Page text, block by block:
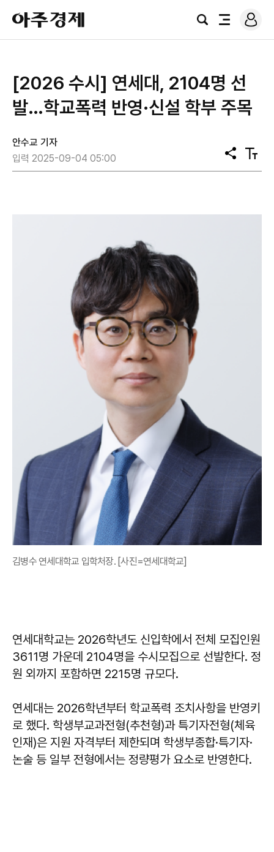
아
주
경
검
전
로
그
[2026 수시] 연세대, 2104명 선
발…학교폭력 반영·신설 학부 주목
안수교 기자
입력 2025-09-04 05:00
공
유
텍
스
김병수 연세대학교 입학처장. [사진=연세대학교]
연세대학교는 2026학년도 신입학에서 전체 모집인원
3611명 가운데 2104명을 수시모집으로 선발한다. 정
원 외까지 포함하면 2215명 규모다.
연세대는 2026학년부터 학교폭력 조치사항을 반영키
로 했다. 학생부교과전형(추천형)과 특기자전형(체육
인재)은 지원 자격부터 제한되며 학생부종합·특기자·
논술 등 일부 전형에서는 정량평가 요소로 반영한다.